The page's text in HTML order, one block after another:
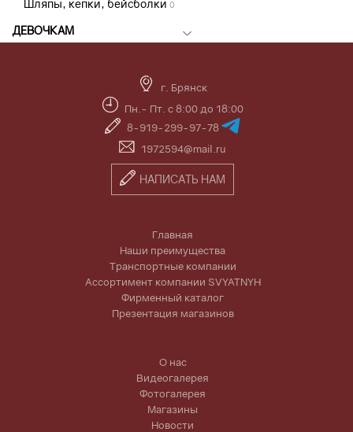
Шляпы, кепки, бейсболки 0
ДЕВОЧКАМ
г. Брянск
Пн.- Пт. с 8:00 до 18:00
8-919-299-97-78
1972594@mail.ru
НАПИСАТЬ НАМ
Главная
Наши преимущества
Транспортные компании
Ассортимент компании SVYATNYH
Фирменный каталог
Презентация магазинов
О нас
Видеогалерея
Фотогалерея
Магазины
Новости